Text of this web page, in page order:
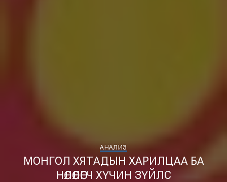
АНАЛИЗ
МОНГОЛ ХЯТАДЫН ХАРИЛЦАА БА
НӨЛӨӨЛӨГЧ ХҮЧИН ЗҮЙЛС